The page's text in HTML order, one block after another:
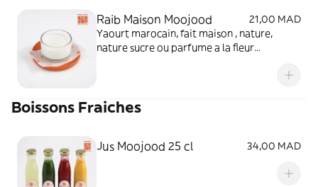
Raib Maison Moojood
21,00 MAD
Yaourt marocain, fait maison , nature,
nature sucre ou parfume a la fleur
Boissons Fraiches
Jus Moojood 25 cl 34,00 MAD